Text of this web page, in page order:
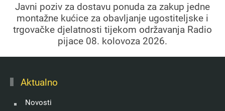
Javni poziv za dostavu ponuda za zakup jedne
montažne kućice za obavljanje ugostiteljske i
trgovačke djelatnosti tijekom održavanja Radio
pijace 08. kolovoza 2026.
Aktualno
Novosti